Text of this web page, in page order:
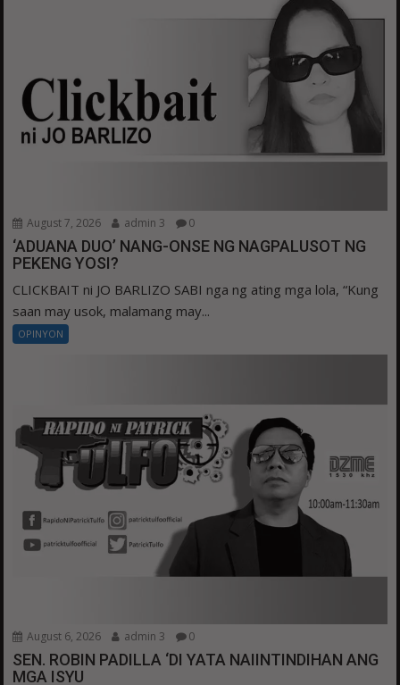
August 7, 2026 admin 3 0
‘ADUANA DUO’ NANG-ONSE NG NAGPALUSOT NG
PEKENG YOSI?
CLICKBAIT ni JO BARLIZO SABI nga ng ating mga lola, “Kung
saan may usok, malamang may...
OPINYON
August 6, 2026 admin 3 0
SEN. ROBIN PADILLA ‘DI YATA NAIINTINDIHAN ANG
MGA ISYU